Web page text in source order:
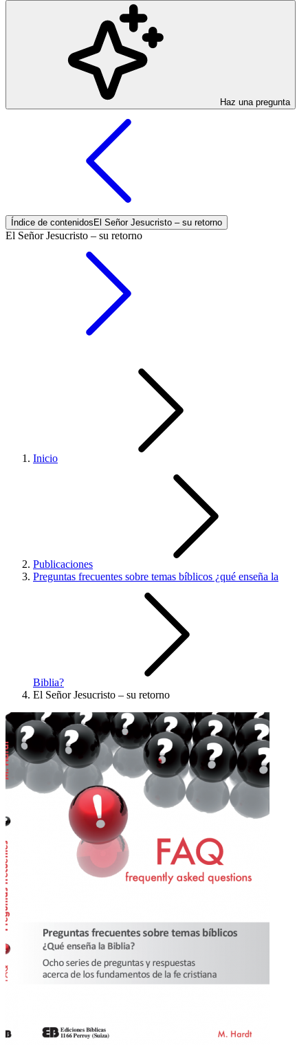
Haz una pregunta
Índice de contenidos El Señor Jesucristo – su retorno
El Señor Jesucristo – su retorno
Inicio
Publicaciones
Preguntas frecuentes sobre temas bíblicos ¿qué enseña la
Biblia?
El Señor Jesucristo – su retorno